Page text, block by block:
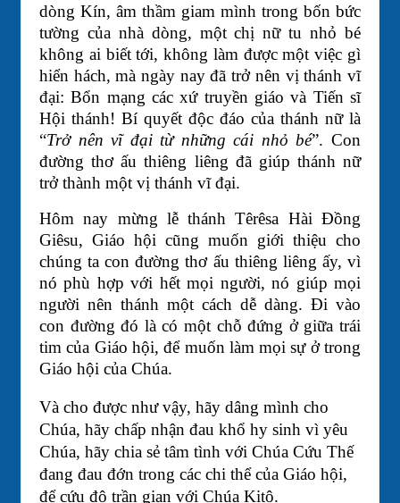
dòng Kín, âm thầm giam mình trong bốn bức
tường của nhà dòng, một chị nữ tu nhỏ bé
không ai biết tới, không làm được một việc gì
hiển hách, mà ngày nay đã trở nên vị thánh vĩ
đại: Bổn mạng các xứ truyền giáo và Tiến sĩ
Hội thánh! Bí quyết độc đáo của thánh nữ là
“Trở nên vĩ đại từ những cái nhỏ bé”. Con
đường thơ ấu thiêng liêng đã giúp thánh nữ
trở thành một vị thánh vĩ đại.
Hôm nay mừng lễ thánh Têrêsa Hài Đồng
Giêsu, Giáo hội cũng muốn giới thiệu cho
chúng ta con đường thơ ấu thiêng liêng ấy, vì
nó phù hợp với hết mọi người, nó giúp mọi
người nên thánh một cách dễ dàng. Đi vào
con đường đó là có một chỗ đứng ở giữa trái
tim của Giáo hội, để muốn làm mọi sự ở trong
Giáo hội của Chúa.
Và cho được như vậy, hãy dâng mình cho
Chúa, hãy chấp nhận đau khổ hy sinh vì yêu
Chúa, hãy chia sẻ tâm tình với Chúa Cứu Thế
đang đau đớn trong các chi thể của Giáo hội,
để cứu độ trần gian với Chúa Kitô.